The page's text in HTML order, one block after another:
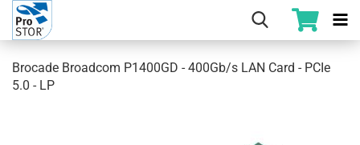
Brocade Broadcom P1400GD - 400Gb/s LAN Card - PCIe
5.0 - LP